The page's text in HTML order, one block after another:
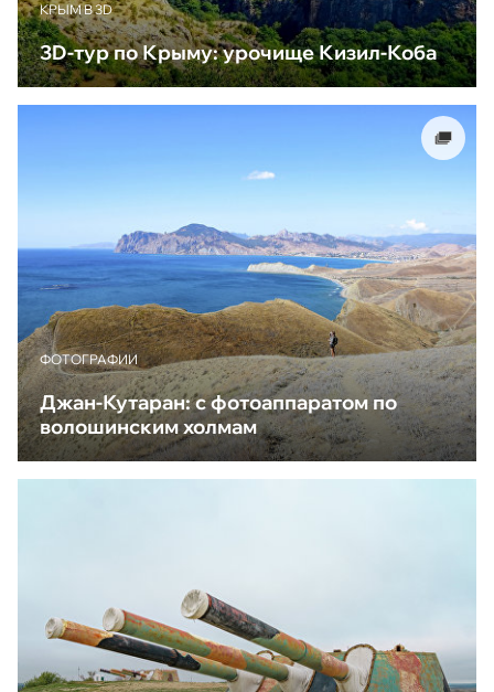
КРЫМ В 3D
3D-тур по Крыму: урочище Кизил-Коба
ФОТОГРАФИИ
Джан-Кутаран: с фотоаппаратом по
волошинским холмам